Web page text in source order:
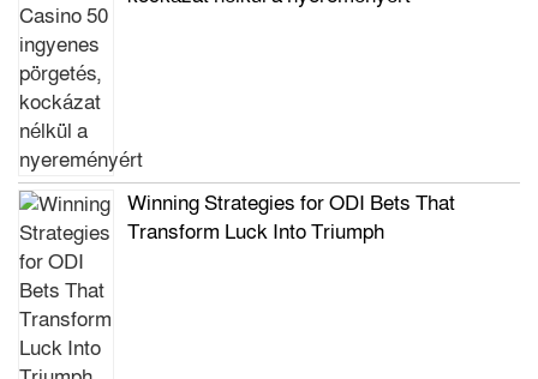
Winning Strategies for ODI Bets That
Transform Luck Into Triumph